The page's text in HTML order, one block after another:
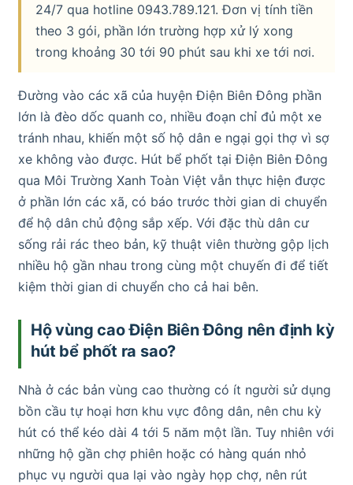
24/7 qua hotline 0943.789.121. Đơn vị tính tiền
theo 3 gói, phần lớn trường hợp xử lý xong
trong khoảng 30 tới 90 phút sau khi xe tới nơi.
Đường vào các xã của huyện Điện Biên Đông phần
lớn là đèo dốc quanh co, nhiều đoạn chỉ đủ một xe
tránh nhau, khiến một số hộ dân e ngại gọi thợ vì sợ
xe không vào được. Hút bể phốt tại Điện Biên Đông
qua Môi Trường Xanh Toàn Việt vẫn thực hiện được
ở phần lớn các xã, có báo trước thời gian di chuyển
để hộ dân chủ động sắp xếp. Với đặc thù dân cư
sống rải rác theo bản, kỹ thuật viên thường gộp lịch
nhiều hộ gần nhau trong cùng một chuyến đi để tiết
kiệm thời gian di chuyển cho cả hai bên.
Hộ vùng cao Điện Biên Đông nên định kỳ
hút bể phốt ra sao?
Nhà ở các bản vùng cao thường có ít người sử dụng
bồn cầu tự hoại hơn khu vực đông dân, nên chu kỳ
hút có thể kéo dài 4 tới 5 năm một lần. Tuy nhiên với
những hộ gần chợ phiên hoặc có hàng quán nhỏ
phục vụ người qua lại vào ngày họp chợ, nên rút